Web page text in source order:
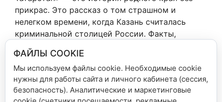
прикрас. Это рассказ о том страшном и
нелегком времени, когда Казань считалась
криминальной столицей России. Факты,
изложенные в книгах М. Беляева и А.
Шептицкого, нужно знать хотя бы для того,
чтобы иметь реальный взгляд на то прошлое,
по которому мы ностальгируем.
ФАЙЛЫ COOKIE
Мы используем файлы cookie. Необходимые cookie
нужны для работы сайта и личного кабинета (сессия,
безопасность). Аналитические и маркетинговые